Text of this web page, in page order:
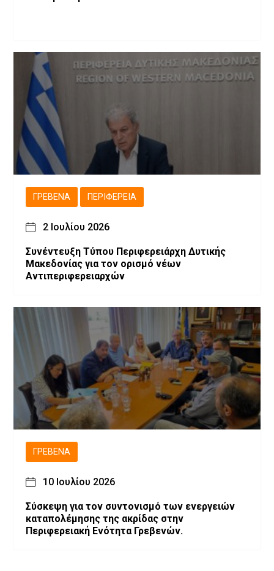
ΓΡΕΒΕΝΆ ΠΕΡΙΦΈΡΕΙΑ
2 Ιουλίου 2026
Συνέντευξη Τύπου Περιφερειάρχη Δυτικής
Μακεδονίας για τον ορισμό νέων
Αντιπεριφερειαρχών
ΓΡΕΒΕΝΆ
10 Ιουλίου 2026
Σύσκεψη για τον συντονισμό των ενεργειών
καταπολέμησης της ακρίδας στην
Περιφερειακή Ενότητα Γρεβενών.